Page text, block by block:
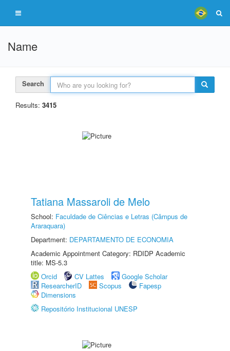
Name
Search
Results: 3415
Tatiana Massaroli de Melo
School: Faculdade de Ciências e Letras (Câmpus de
Araraquara)
Department: DEPARTAMENTO DE ECONOMIA
Academic Appointment Category: RDIDP Academic
title: MS-5.3
Orcid
CV Lattes
Google Scholar
ResearcherID
Scopus
Fapesp
Dimensions
Repositório Institucional UNESP